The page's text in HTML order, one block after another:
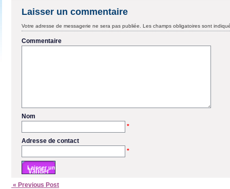
Laisser un commentaire
Votre adresse de messagerie ne sera pas publiée. Les champs obligatoires sont
Commentaire
Nom
*
Adresse de contact
*
« Previous Post